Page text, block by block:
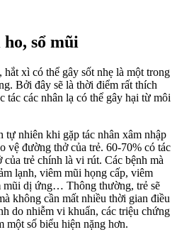
sổ mũi
xì có thể gây sốt nhẹ là một trong
Bởi đây sẽ là thời điểm rất thích
tác các nhân lạ có thể gây hại từ môi
tự nhiên khi gặp tác nhân xâm nhập
vệ đường thở của trẻ. 60-70% có tác
trẻ chính là vi rút. Các bệnh mà
lạnh, viêm mũi họng cấp, viêm
mũi dị ứng… Thông thường, trẻ sẽ
không cần mất nhiều thời gian điều
do nhiễm vi khuẩn, các triệu chứng
một số biểu hiện nặng hơn.